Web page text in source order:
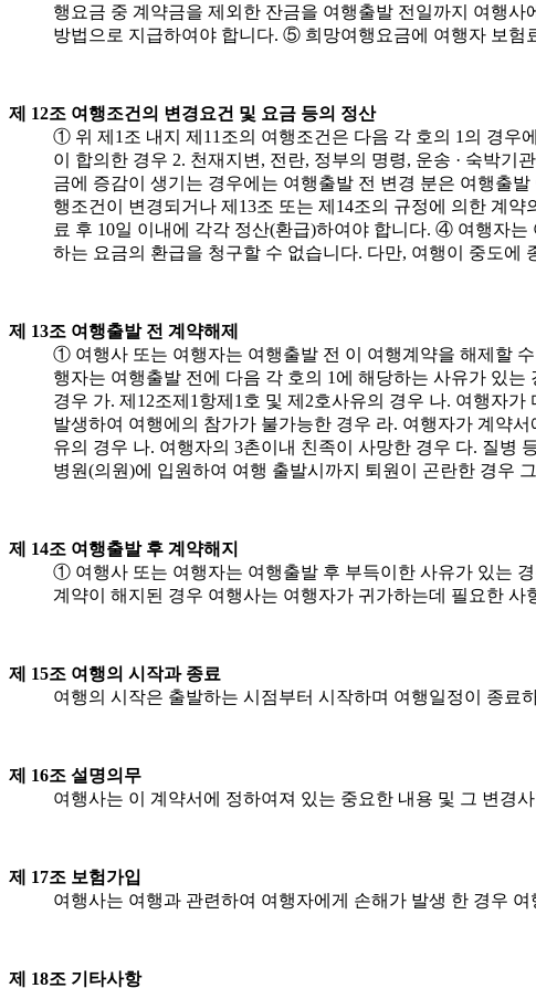
행요금 중 계약금을 제외한 잔금을 여행출발 전일까지 여행
방법으로 지급하여야 합니다. ⑤ 희망여행요금에 여행자 보험
제 12조 여행조건의 변경요건 및 요금 등의 정산
① 위 제1조 내지 제11조의 여행조건은 다음 각 호의 1의 경우
이 합의한 경우 2. 천재지변, 전란, 정부의 명령, 운송 · 숙박
금에 증감이 생기는 경우에는 여행출발 전 변경 분은 여행출
행조건이 변경되거나 제13조 또는 제14조의 규정에 의한 계
료 후 10일 이내에 각각 정산(환급)하여야 합니다. ④ 여행자
하는 요금의 환급을 청구할 수 없습니다. 다만, 여행이 중도에
제 13조 여행출발 전 계약해제
① 여행사 또는 여행자는 여행출발 전 이 여행계약을 해제할
행자는 여행출발 전에 다음 각 호의 1에 해당하는 사유가 있
경우 가. 제12조제1항제1호 및 제2호사유의 경우 나. 여행자
발생하여 여행에의 참가가 불가능한 경우 라. 여행자가 계약
유의 경우 나. 여행자의 3촌이내 친족이 사망한 경우 다. 질병
병원(의원)에 입원하여 여행 출발시까지 퇴원이 곤란한 경우
제 14조 여행출발 후 계약해지
① 여행사 또는 여행자는 여행출발 후 부득이한 사유가 있는
계약이 해지된 경우 여행사는 여행자가 귀가하는데 필요한
제 15조 여행의 시작과 종료
여행의 시작은 출발하는 시점부터 시작하며 여행일정이 종료
제 16조 설명의무
여행사는 이 계약서에 정하여져 있는 중요한 내용 및 그 변경
제 17조 보험가입
여행사는 여행과 관련하여 여행자에게 손해가 발생 한 경우
제 18조 기타사항